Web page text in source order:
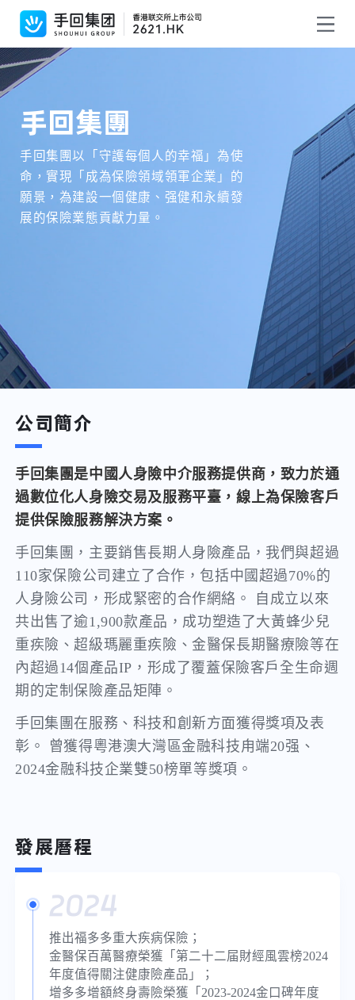
手回集團
手回集團以「守護每個人的幸福」為使
命，實現「成為保險領域領軍企業」的
願景，為建設一個健康、强健和永續發
展的保險業態貢獻力量。
公司簡介
手回集團是中國人身險中介服務提供商，致力於通
過數位化人身險交易及服務平臺，線上為保險客戶
提供保險服務解決方案。
手回集團，主要銷售長期人身險產品，我們與超過
110家保險公司建立了合作，包括中國超過70%的
人身險公司，形成緊密的合作網絡。 自成立以來
共出售了逾1,900款產品，成功塑造了大黃蜂少兒
重疾險、超級瑪麗重疾險、金醫保長期醫療險等在
內超過14個產品IP，形成了覆蓋保險客戶全生命週
期的定制保險產品矩陣。
手回集團在服務、科技和創新方面獲得獎項及表
彰。 曾獲得粵港澳大灣區金融科技甪端20强、
2024金融科技企業雙50榜單等獎項。
發展曆程
2024
推出福多多重大疾病保險；
金醫保百萬醫療榮獲「第二十二届財經風雲榜2024
年度值得關注健康險產品」；
增多多增額終身壽險榮獲「2023-2024金口碑年度